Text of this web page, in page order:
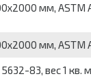
мм, ASTM
мм, ASTM
83, вес 1 кв.